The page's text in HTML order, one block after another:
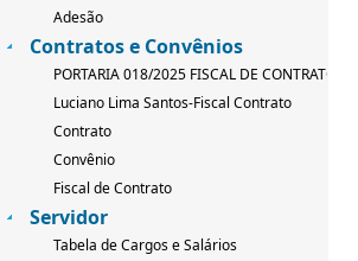
Adesão
Contratos e Convênios
PORTARIA 018/2025 FISCAL DE CONTRATO
Luciano Lima Santos-Fiscal Contrato
Contrato
Convênio
Fiscal de Contrato
Servidor
Tabela de Cargos e Salários